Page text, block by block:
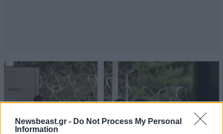
Newsbeast.gr - Do Not Process My Personal
Information